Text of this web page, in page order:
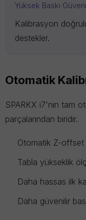
Yüksek Baskı
Kalibrasyon
destekler.
Otomatik
SPARKX i7'nin tam
parçalarından biridir.
Otomatik Z-offset
Tabla yükseklik
Daha hassas ilk
Daha güvenilir